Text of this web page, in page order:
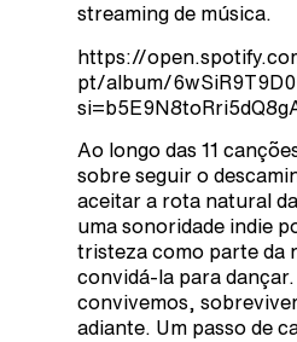
streaming de música.
https://
pt/album/
Ao longo das 11
sobre seguir o
aceitar a rota natural
uma sonoridade indie
tristeza como parte da
convidá-la para
convivemos,
adiante. Um passo de